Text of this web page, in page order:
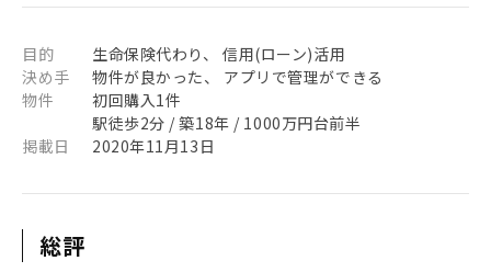
目的
生命保険代わり、 信用(ローン)活用
決め手
物件が良かった、 アプリで管理ができる
物件
初回購入1件
駅徒歩2分 / 築18年 / 1000万円台前半
掲載日
2020年11月13日
総評